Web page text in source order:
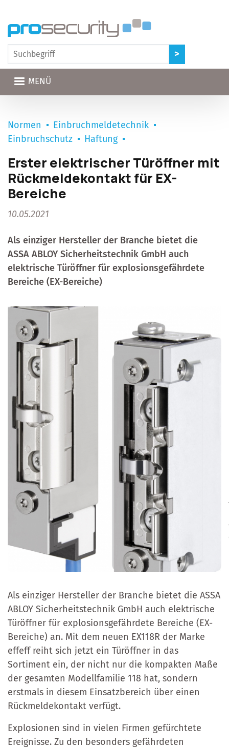
MENÜ
Normen
Einbruchmeldetechnik
Einbruchschutz
Haftung
Erster elektrischer Türöffner mit
Rückmeldekontakt für EX-
Bereiche
10.05.2021
Als einziger Hersteller der Branche bietet die
ASSA ABLOY Sicherheitstechnik GmbH auch
elektrische Türöffner für explosionsgefährdete
Bereiche (EX-Bereiche)
Als einziger Hersteller der Branche bietet die ASSA
ABLOY Sicherheitstechnik GmbH auch elektrische
Türöffner für explosionsgefährdete Bereiche (EX-
Bereiche) an. Mit dem neuen EX118R der Marke
effeff reiht sich jetzt ein Türöffner in das
Sortiment ein, der nicht nur die kompakten Maße
der gesamten Modellfamilie 118 hat, sondern
erstmals in diesem Einsatzbereich über einen
Rückmeldekontakt verfügt.
Explosionen sind in vielen Firmen gefürchtete
Ereignisse. Zu den besonders gefährdeten